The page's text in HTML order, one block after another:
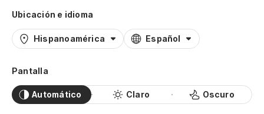
Ubicación e idioma
Hispanoamérica Español
Pantalla
Automático Claro Oscuro